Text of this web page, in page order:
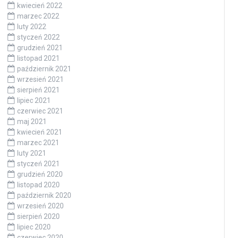
kwiecień 2022
marzec 2022
luty 2022
styczeń 2022
grudzień 2021
listopad 2021
październik 2021
wrzesień 2021
sierpień 2021
lipiec 2021
czerwiec 2021
maj 2021
kwiecień 2021
marzec 2021
luty 2021
styczeń 2021
grudzień 2020
listopad 2020
październik 2020
wrzesień 2020
sierpień 2020
lipiec 2020